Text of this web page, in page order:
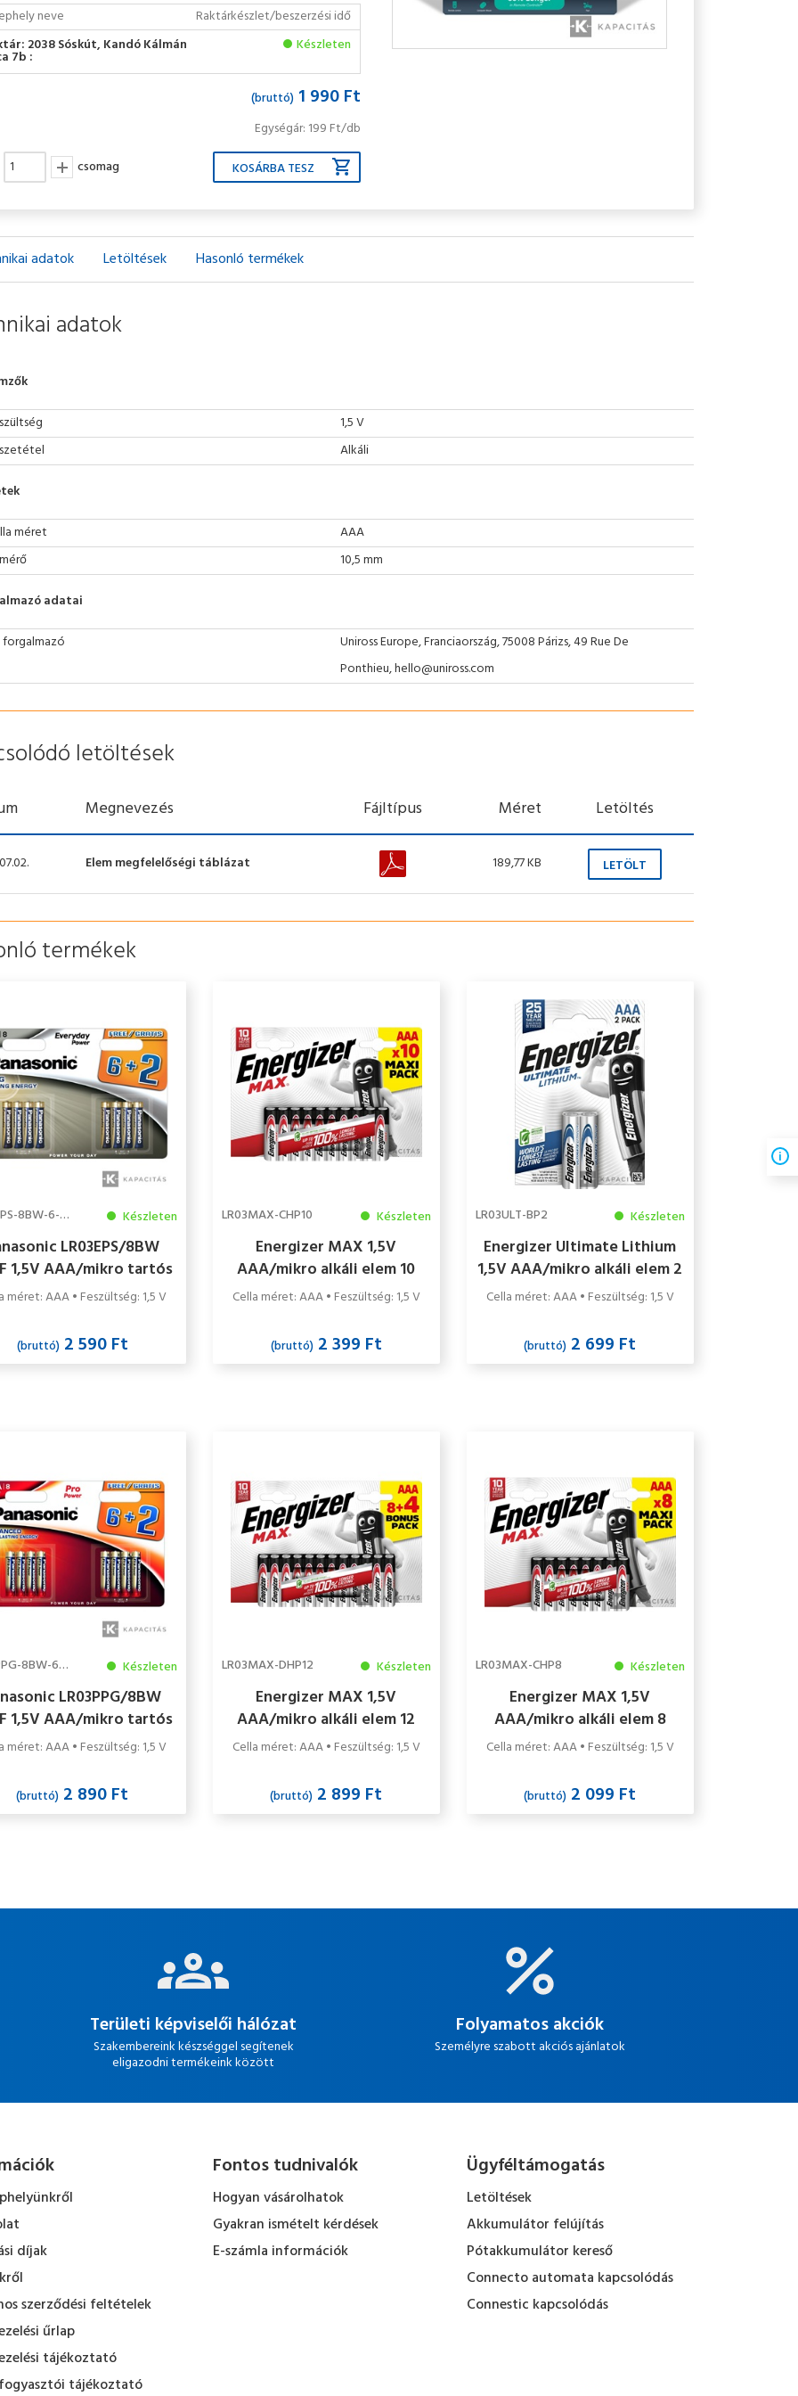
neve
Raktárkészlet/beszerzési idő
2038 Sóskút, Kandó Kálmán
7b :
Készleten
(bruttó) 1 990 Ft
Egységár: 199 Ft/db
csomag
adatok Letöltések Hasonló termékek
adatok
1,5 V
Alkáli
méret
AAA
10,5 mm
adatai
forgalmazó
Uniross Europe, Franciaország, 75008 Párizs, 49 Rue De
Ponthieu, hello@uniross.com
letöltések
Megnevezés Fájltípus Méret Letöltés
Elem megfelelőségi táblázat 189,77 KB LETÖLT
termékek
LR03EPS-8BW-6-2F Készleten
LR03EPS/8BW
1,5V AAA/mikro tartós
elem 8 db/csomag
méret: AAA • Feszültség: 1,5 V
(bruttó)2 590 Ft
LR03MAX-CHP10 Készleten
Energizer MAX 1,5V
AAA/mikro alkáli elem 10
db/csomag
Cella méret: AAA • Feszültség: 1,5 V
(bruttó)2 399 Ft
LR03ULT-BP2 Készleten
Energizer Ultimate Lithium
1,5V AAA/mikro alkáli elem 2
db/csomag
Cella méret: AAA • Feszültség: 1,5 V
(bruttó) 2 699 Ft
LR03PPG-8BW-6-2F Készleten
LR03PPG/8BW
1,5V AAA/mikro tartós
elem 8 db/csomag
méret: AAA • Feszültség: 1,5 V
(bruttó) 2 890 Ft
LR03MAX-DHP12 Készleten
Energizer MAX 1,5V
AAA/mikro alkáli elem 12
db/csomag
Cella méret: AAA • Feszültség: 1,5 V
(bruttó) 2 899 Ft
LR03MAX-CHP8 Készleten
Energizer MAX 1,5V
AAA/mikro alkáli elem 8
db/csomag
Cella méret: AAA • Feszültség: 1,5 V
(bruttó) 2 099 Ft
Területi képviselői hálózat
Szakembereink készséggel segítenek
eligazodni termékeink között
Folyamatos akciók
Személyre szabott akciós ajánlatok
díjak
szerződési feltételek
űrlap
tájékoztató
tájékoztató
Fontos tudnivalók
Hogyan vásárolhatok
Gyakran ismételt kérdések
E-számla információk
Ügyféltámogatás
Letöltések
Akkumulátor felújítás
Pótakkumulátor kereső
Connecto automata kapcsolódás
Connestic kapcsolódás